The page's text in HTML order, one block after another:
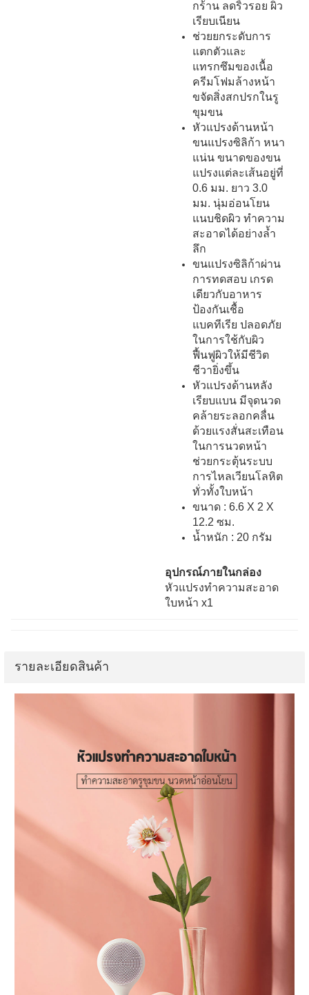
กร้าน ลดริ้วรอย ผิว
เรียบเนียน
ช่วยยกระดับการ
แตกตัวและ
แทรกซึมของเนื้อ
ครีมโฟมล้างหน้า
ขจัดสิ่งสกปรกในรู
ขุมขน
หัวแปรงด้านหน้า
ขนแปรงซิลิก้า หนา
แน่น ขนาดของขน
แปรงแต่ละเส้นอยู่ที่
0.6 มม. ยาว 3.0
มม. นุ่มอ่อนโยน
แนบชิดผิว ทำความ
สะอาดได้อย่างล้ำ
ลึก
ขนแปรงซิลิก้าผ่าน
การทดสอบ เกรด
เดียวกับอาหาร
ป้องกันเชื้อ
แบคทีเรีย ปลอดภัย
ในการใช้กับผิว
ฟื้นฟูผิวให้มีชีวิต
ชีวายิ่งขึ้น
หัวแปรงด้านหลัง
เรียบแบน มีจุดนวด
คล้ายระลอกคลื่น
ด้วยแรงสั่นสะเทือน
ในการนวดหน้า
ช่วยกระตุ้นระบบ
การไหลเวียนโลหิต
ทั่วทั้งใบหน้า
ขนาด : 6.6 X 2 X
12.2 ซม.
น้ำหนัก : 20 กรัม
อุปกรณ์ภายในกล่อง
หัวแปรงทำความสะอาด
ใบหน้า x1
รายละเอียดสินค้า